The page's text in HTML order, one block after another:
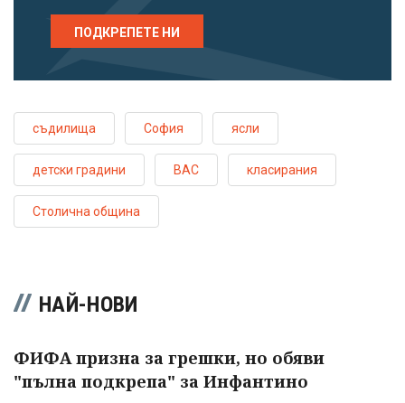
ПОДКРЕПЕТЕ НИ
съдилища София ясли
детски градини ВАС класирания
Столична община
НАЙ-НОВИ
ФИФА призна за грешки, но обяви
"пълна подкрепа" за Инфантино